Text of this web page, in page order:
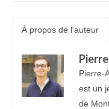
À propos de l'auteur
Pierre-
est un
de